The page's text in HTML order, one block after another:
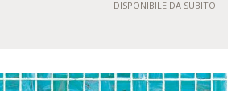
DISPONIBILE DA SUBITO